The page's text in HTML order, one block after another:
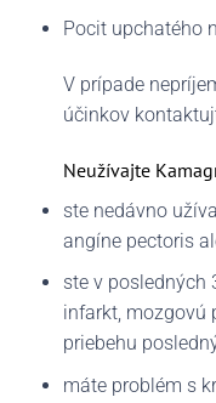
Pocit upchatého
V prípade
účinkov
Neužívajte
ste nedávno
angíne pectoris
ste v posledných
infarkt, mozgovú
priebehu
máte problém s